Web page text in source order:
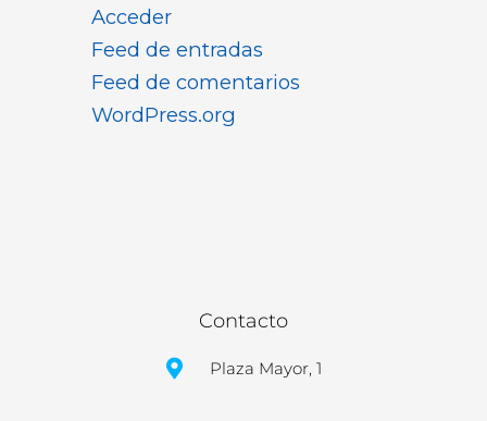
Acceder
Feed de entradas
Feed de comentarios
WordPress.org
Contacto
Plaza Mayor, 1